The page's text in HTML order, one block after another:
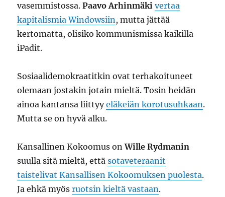
vasemmistossa.Paavo Arhinmäki vertaa
kapitalismia Windowsiin, mutta jättää
kertomatta, olisiko kommunismissa kaikilla
iPadit.
Sosiaalidemokraatitkin ovat terhakoituneet
olemaan jostakin jotain mieltä. Tosin heidän
ainoa kantansa liittyyeläkeiän korotusuhkaan.
Mutta se on hyvä alku.
Kansallinen Kokoomus onWille Rydmanin
suulla sitä mieltä, ettäsotaveteraanit
taistelivat Kansallisen Kokoomuksen puolesta.
Ja ehkä myösruotsin kieltä vastaan.